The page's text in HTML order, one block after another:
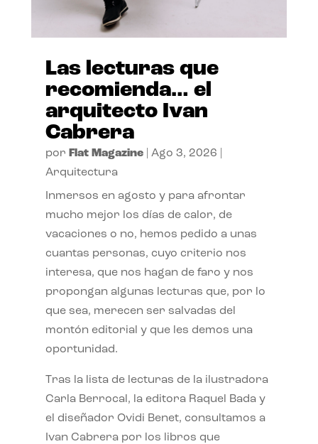
Las lecturas que
recomienda… el
arquitecto Ivan
Cabrera
por Flat Magazine| Ago 3, 2026
Arquitectura
Inmersos en agosto y para afrontar
mucho mejor los días de calor, de
vacaciones o no, hemos pedido a unas
cuantas personas, cuyo criterio nos
interesa, que nos hagan de faro y nos
propongan algunas lecturas que, por lo
que sea, merecen ser salvadas del
montón editorial y que les demos una
oportunidad.
Tras la lista de lecturas de la ilustradora
Carla Berrocal, la editora Raquel Bada y
el diseñador Ovidi Benet, consultamos a
Ivan Cabrera por los libros que